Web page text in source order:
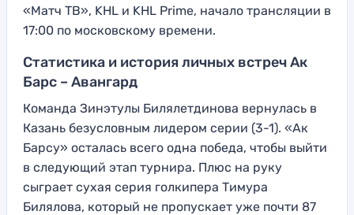
«Матч ТВ», KHL и KHL Prime, начало трансляции в
17:00 по московскому времени.
Статистика и история личных встреч Ак
Барс – Авангард
Команда Зинэтулы Билялетдинова вернулась в
Казань безусловным лидером серии (3-1). «Ак
Барсу» осталась всего одна победа, чтобы выйти
в следующий этап турнира. Плюс на руку
сыграет сухая серия голкипера Тимура
Билялова, который не пропускает уже почти 87